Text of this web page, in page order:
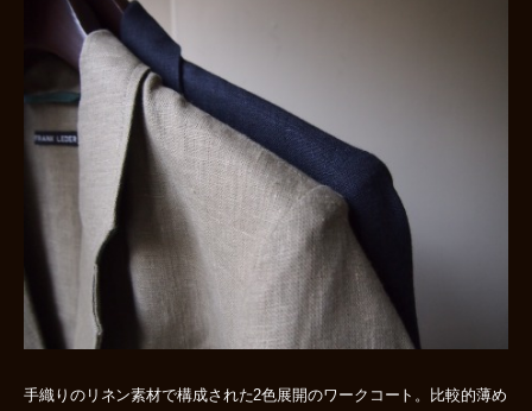
手織りのリネン素材で構成された2色展開のワークコート。比較的薄め